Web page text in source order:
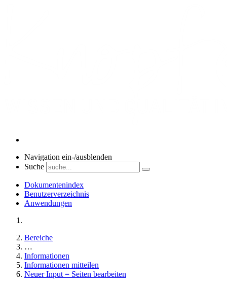
Navigation ein-/ausblenden
Suche
Dokumentenindex
Benutzerverzeichnis
Anwendungen
Bereiche
…
Informationen
Informationen mitteilen
Neuer Input = Seiten bearbeiten